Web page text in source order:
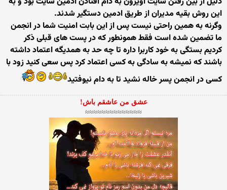
این روش بقیه مدیران از طریق ادمین دستگیر شدند.
وگرنه به همین راحتی نیست پس از این بابت امنیت شما در انجمن
ما تضمین شده است فقط همونطور که در پست های قبلی ذکر
کردیم بستگی به خود کاربرا داره تا چه حد به همدیگه اعتماد داشته
باشند که نمیشه به سادگی به کسی اعتماد کرد پس سعی کنید زود با
کسی در انجمن پسر خاله نشید تا به دام نیوفتید
عشق من عاشقم باش!
≈≈≈≈≈≈≈≈≈≈≈≈≈≈